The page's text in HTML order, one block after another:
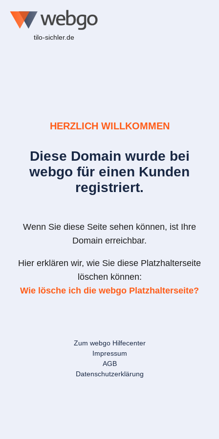
tilo-sichler.de
HERZLICH WILLKOMMEN
Diese Domain wurde bei
webgo für einen Kunden
registriert.
Wenn Sie diese Seite sehen können, ist Ihre
Domain erreichbar.
Hier erklären wir, wie Sie diese Platzhalterseite
löschen können:
Wie lösche ich die webgo Platzhalterseite?
Zum webgo Hilfecenter
Impressum
AGB
Datenschutzerklärung